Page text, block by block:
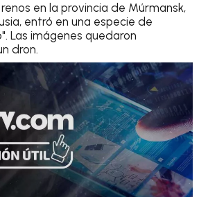
en la provincia de Múrmansk,
entró en una especie de
Las imágenes quedaron
dron.